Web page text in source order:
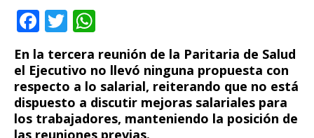
F
a
c
e
b
T
it
te
r
at
s
A
En la tercera reunión de la Paritaria de Salud
el Ejecutivo no llevó ninguna propuesta con
respecto a lo salarial, reiterando que no está
dispuesto a discutir mejoras salariales para
los trabajadores, manteniendo la posición de
las reuniones previas.